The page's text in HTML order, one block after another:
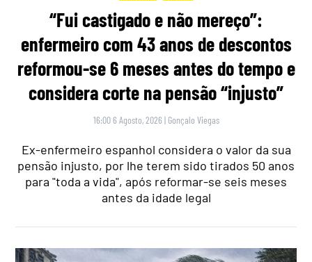
“Fui castigado e não mereço”:
enfermeiro com 43 anos de descontos
reformou-se 6 meses antes do tempo e
considera corte na pensão “injusto”
16:00 6 Agosto, 2026 | Gonçalo Viegas
Ex-enfermeiro espanhol considera o valor da sua
pensão injusto, por lhe terem sido tirados 50 anos
para "toda a vida", após reformar-se seis meses
antes da idade legal